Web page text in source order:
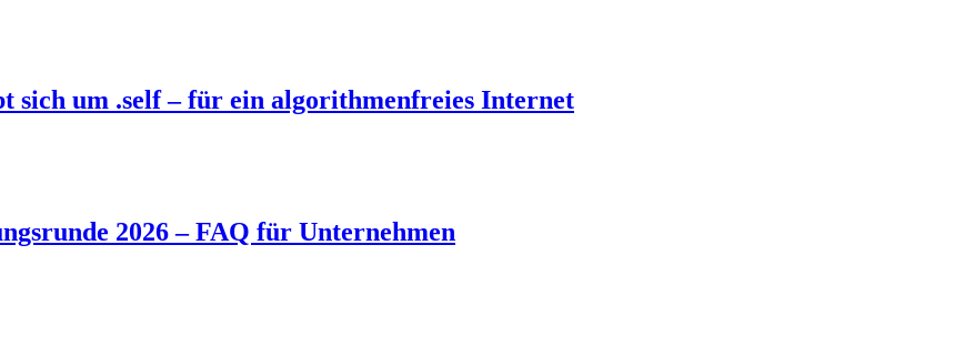
sich um .self – für ein algorithmenfreies Internet
2026 – FAQ für Unternehmen